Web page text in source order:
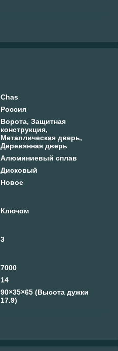
Chas
Россия
Ворота, Защитная
конструкция,
Металлическая дверь,
Деревянная дверь
Алюминиевый сплав
Дисковый
Новое
Ключом
3
7000
14
90×35×65 (Высота дужки
17.9)